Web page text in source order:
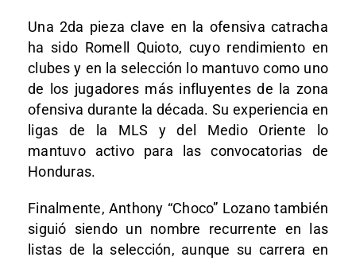
Una 2da pieza clave en la ofensiva catracha
ha sido Romell Quioto, cuyo rendimiento en
clubes y en la selección lo mantuvo como uno
de los jugadores más influyentes de la zona
ofensiva durante la década. Su experiencia en
ligas de la MLS y del Medio Oriente lo
mantuvo activo para las convocatorias de
Honduras.
Finalmente, Anthony “Choco” Lozano también
siguió siendo un nombre recurrente en las
listas de la selección, aunque su carrera en